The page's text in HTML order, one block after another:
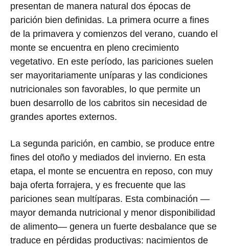
presentan de manera natural dos épocas de
parición bien definidas. La primera ocurre a fines
de la primavera y comienzos del verano, cuando el
monte se encuentra en pleno crecimiento
vegetativo. En este período, las pariciones suelen
ser mayoritariamente uníparas y las condiciones
nutricionales son favorables, lo que permite un
buen desarrollo de los cabritos sin necesidad de
grandes aportes externos.
La segunda parición, en cambio, se produce entre
fines del otoño y mediados del invierno. En esta
etapa, el monte se encuentra en reposo, con muy
baja oferta forrajera, y es frecuente que las
pariciones sean multíparas. Esta combinación —
mayor demanda nutricional y menor disponibilidad
de alimento— genera un fuerte desbalance que se
traduce en pérdidas productivas: nacimientos de